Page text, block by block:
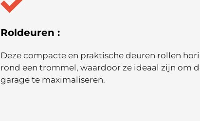
Roldeuren :
Deze compacte en praktische deuren rollen
rond een trommel, waardoor ze ideaal zijn om
garage te maximaliseren.